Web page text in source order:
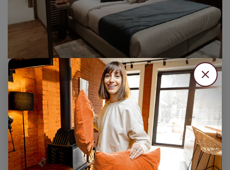
PROFESJONALNE ZARZĄDZANIE CENAMI
Ceny, które przyniosą maksymalny zysk
Używamy zaawansowanych narzędzi, dzięki którym potrafimy
ustalić taką cenę, by w danym momencie przyniosła najwyższy
możliwy zysk. Nasi specjaliści na bieżąco monitorują wiele
czynników i udzielają najlepszych rekomendacji.